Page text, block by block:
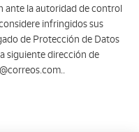
ante la autoridad de control
infringidos sus
de Protección de Datos
siguiente dirección de